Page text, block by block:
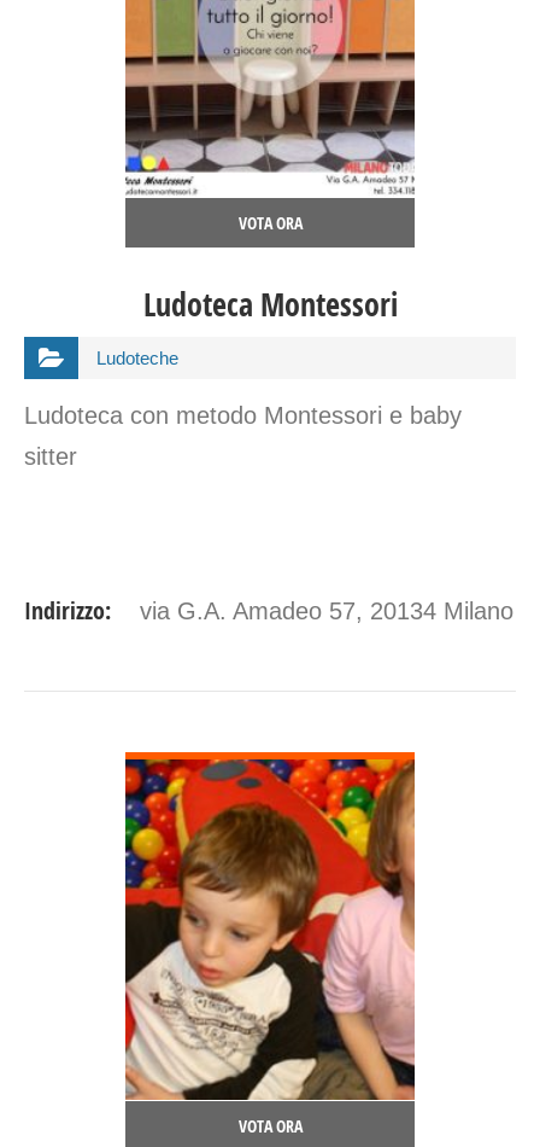
VOTA ORA
Ludoteca Montessori
Ludoteche
Ludoteca con metodo Montessori e baby
sitter
Indirizzo: via G.A. Amadeo 57, 20134 Milano
VOTA ORA